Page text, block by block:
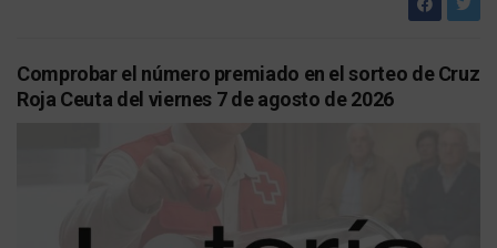
Comprobar el número premiado en el sorteo de Cruz
Roja Ceuta del viernes 7 de agosto de 2026